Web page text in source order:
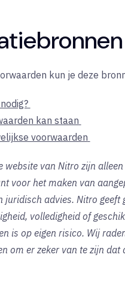
kun je deze
kan staan
voorwaarden
website van Nitro zijn
voor het maken van
advies. Nitro geeft
volledigheid of
is op eigen risico. Wij
om er zeker van te zijn dat